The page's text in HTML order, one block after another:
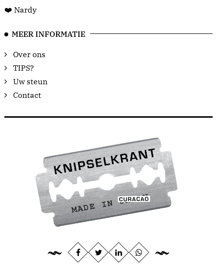
❤️ Nardy
MEER INFORMATIE
Over ons
TIPS?
Uw steun
Contact